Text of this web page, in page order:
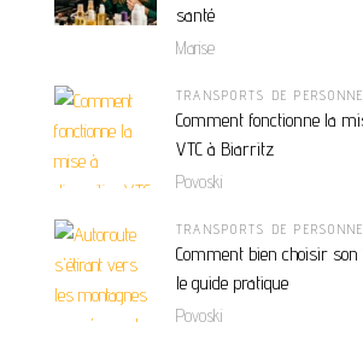
santé
Marise
TRANSPORTS DE
Comment fonctionne la
VTC à Biarritz
Povoski
TRANSPORTS DE
Comment bien choisir son
le guide pratique
Povoski